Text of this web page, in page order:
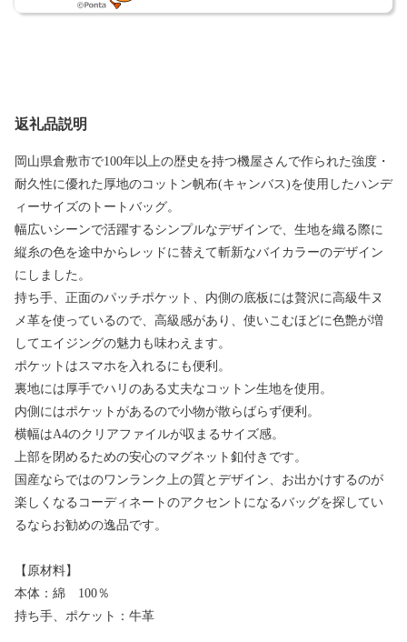
返礼品説明
岡山県倉敷市で100年以上の歴史を持つ機屋さんで作られた強度・
耐久性に優れた厚地のコットン帆布(キャンバス)を使用したハンデ
ィーサイズのトートバッグ。
幅広いシーンで活躍するシンプルなデザインで、生地を織る際に
縦糸の色を途中からレッドに替えて斬新なバイカラーのデザイン
にしました。
持ち手、正面のパッチポケット、内側の底板には贅沢に高級牛ヌ
メ革を使っているので、高級感があり、使いこむほどに色艶が増
してエイジングの魅力も味わえます。
ポケットはスマホを入れるにも便利。
裏地には厚手でハリのある丈夫なコットン生地を使用。
内側にはポケットがあるので小物が散らばらず便利。
横幅はA4のクリアファイルが収まるサイズ感。
上部を閉めるための安心のマグネット釦付きです。
国産ならではのワンランク上の質とデザイン、お出かけするのが
楽しくなるコーディネートのアクセントになるバッグを探してい
るならお勧めの逸品です。
【原材料】
本体：綿 100％
持ち手、ポケット：牛革